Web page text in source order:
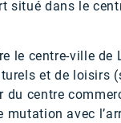
situé dans le
le centre-ville de
et de loisirs
centre
mutation avec